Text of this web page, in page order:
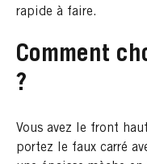
rapide à faire.
Comment
?
Vous avez le front
portez le faux carré